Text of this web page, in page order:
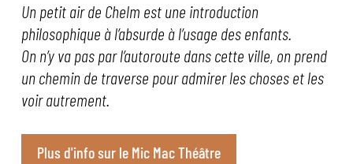
Un petit air de Chelm est une introduction
philosophique à l’absurde à l’usage des enfants.
On n’y va pas par l’autoroute dans cette ville, on prend
un chemin de traverse pour admirer les choses et les
voir autrement.
Plus d'info sur le Mic Mac Théâtre